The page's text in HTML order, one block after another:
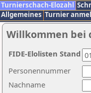
Turnierschach-Elozahl
Allgemeines Turnier
Willkommen bei
Nachname
Personennummer
FIDE-Elolisten Stand